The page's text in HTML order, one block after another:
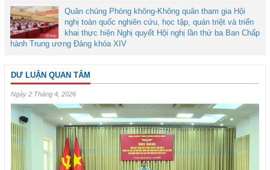
Quân chủng Phòng không-Không quân tham gia Hội
nghị toàn quốc nghiên cứu, học tập, quán triệt và triển
khai thực hiện Nghị quyết Hội nghị lần thứ ba Ban Chấp
hành Trung ương Đảng khóa XIV
DƯ LUẬN QUAN TÂM
Ngày 2 Tháng 4, 2026